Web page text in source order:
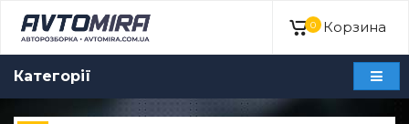
0 Корзина
Категорії